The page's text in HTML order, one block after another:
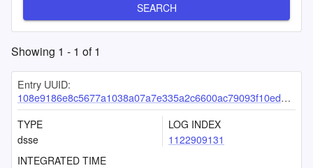
SEARCH
Showing 1 - 1 of1
Entry UUID:
108e9186e8c5677a1038a07a7e335a2c6600ac79093f10edd3f590fdd48ffbefcb8e5da672b4e0b0
TYPE
dsse
LOG INDEX
1122909131
INTEGRATED TIME